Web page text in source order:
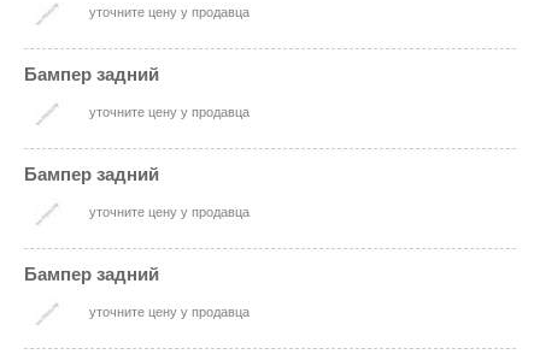
уточните цену у продавца
Бампер задний
уточните цену у продавца
Бампер задний
уточните цену у продавца
Бампер задний
уточните цену у продавца